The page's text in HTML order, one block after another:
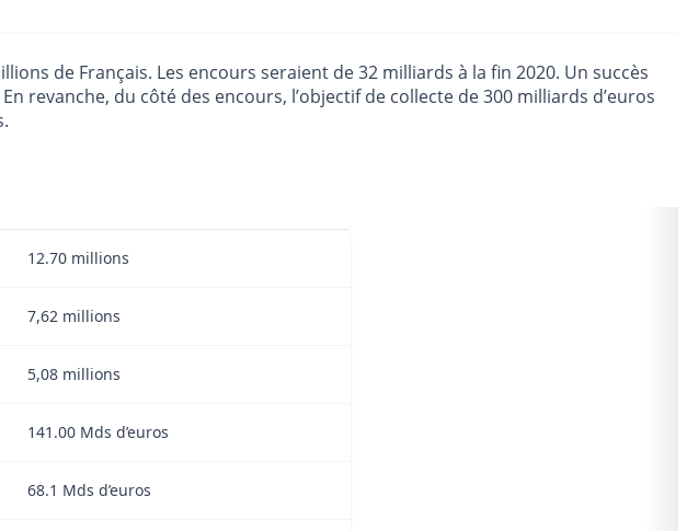
de Français. Les encours seraient de 32 milliards à la fin 2020. Un succès
revanche, du côté des encours, l’objectif de collecte de 300 milliards d’euros
12.70 millions
7,62 millions
5,08 millions
141.00 Mds d’euros
68.1 Mds d’euros